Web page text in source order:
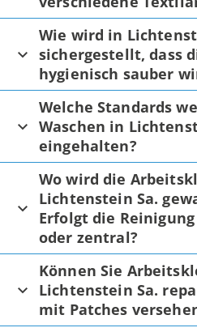
Wie wird in
sichergestellt, dass
hygienisch sauber
Welche Standards
Waschen in
eingehalten?
Wo wird die
Lichtenstein Sa.
Erfolgt die
oder zentral?
Können Sie
Lichtenstein Sa.
mit Patches